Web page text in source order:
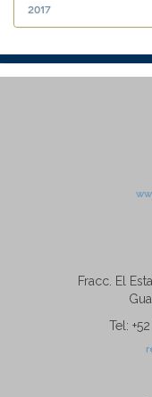
2017
Fracc. El
Tel: